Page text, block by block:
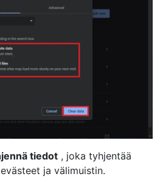
tiedot , joka tyhjentää
ja välimuistin.